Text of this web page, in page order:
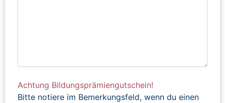
Achtung Bildungsprämiengutschein!
Bitte notiere im Bemerkungsfeld, wenn du einen